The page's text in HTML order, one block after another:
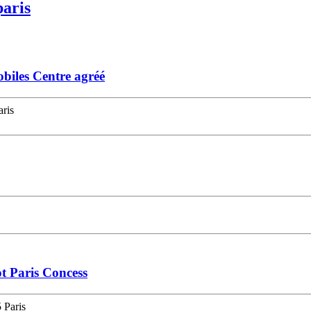
Centre agréé
Paris Concess
Paris